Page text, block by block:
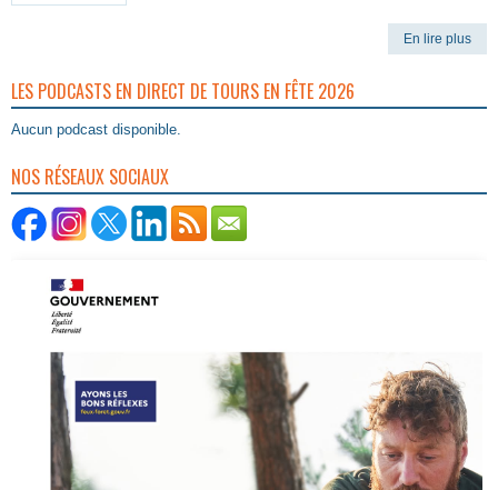
En lire plus
LES PODCASTS EN DIRECT DE TOURS EN FÊTE 2026
Aucun podcast disponible.
NOS RÉSEAUX SOCIAUX